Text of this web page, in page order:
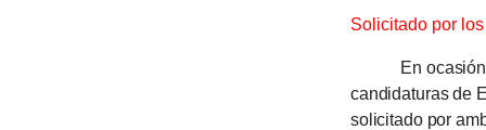
Solicitado por
En ocasión de
candidaturas de
solicitado por